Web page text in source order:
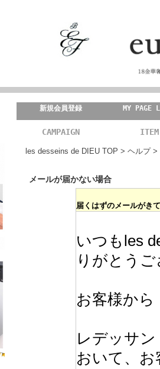
新規会員登録 MY PAGE
CAMPAIGN ITEM
les desseins de DIEU TOP > ヘルプ>
メールが届かない場合
届くはずのメールがき
いつもles
りがとう
お客様か
レデッサ
おいて、